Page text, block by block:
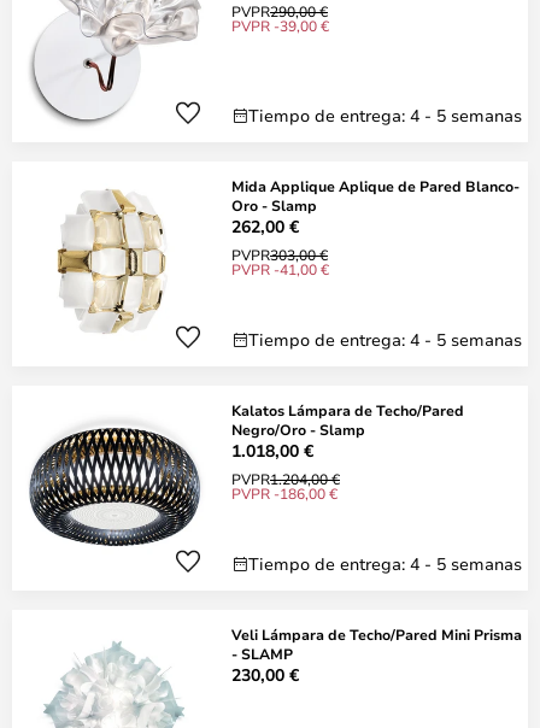
PVPR290,00 €
PVPR -39,00 €
Tiempo de entrega: 4 - 5 semanas
Mida Applique Aplique de Pared Blanco-
Oro - Slamp
262,00 €
PVPR303,00 €
PVPR -41,00 €
Tiempo de entrega: 4 - 5 semanas
Kalatos Lámpara de Techo/Pared
Negro/Oro - Slamp
1.018,00 €
PVPR1.204,00 €
PVPR -186,00 €
Tiempo de entrega: 4 - 5 semanas
Veli Lámpara de Techo/Pared Mini Prisma
- SLAMP
230,00 €